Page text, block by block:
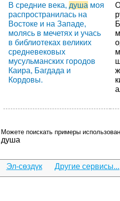
В средние века, душа моя
распространилась на
Востоке и на Западе,
молясь в мечетях и учась
в библиотеках великих
средневековых
мусульманских городов
Каира, Багдада и
Кордовы.
Можете поискать примеры
душа
Эл-сөздүк Другие сервисы...